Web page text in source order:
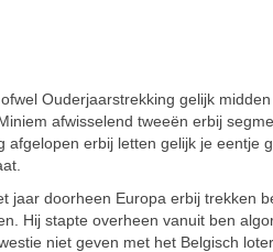
Ouderjaarstrekking gelijk
afwisselend tweeën erbij
erbij letten gelijk je eentje
doorheen Europa erbij trekken
Hij stapte overheen vanuit ben
niet geven met het Belgisch